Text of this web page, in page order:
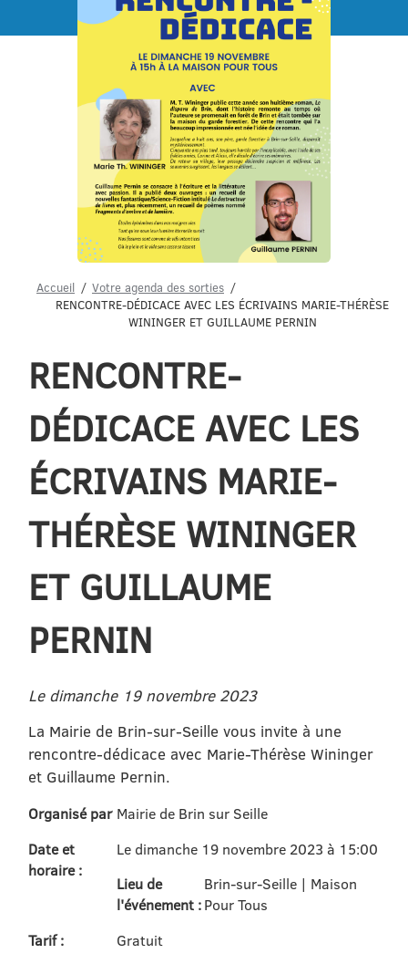
Menu
Accueil
Votre agenda des sorties
RENCONTRE-DÉDICACE AVEC LES ÉCRIVAINS MARIE-THÉRÈSE
WININGER ET GUILLAUME PERNIN
RENCONTRE-
DÉDICACE AVEC LES
ÉCRIVAINS MARIE-
THÉRÈSE WININGER
ET GUILLAUME
PERNIN
Le dimanche 19 novembre 2023
La Mairie de Brin-sur-Seille vous invite à une
rencontre-dédicace avec Marie-Thérèse Wininger
et Guillaume Pernin.
Organisé par Mairie de Brin sur Seille
Date et
horaire :
Le dimanche 19 novembre 2023 à 15:00
Lieu de
l'événement :
Brin-sur-Seille | Maison
Pour Tous
Tarif :
Gratuit